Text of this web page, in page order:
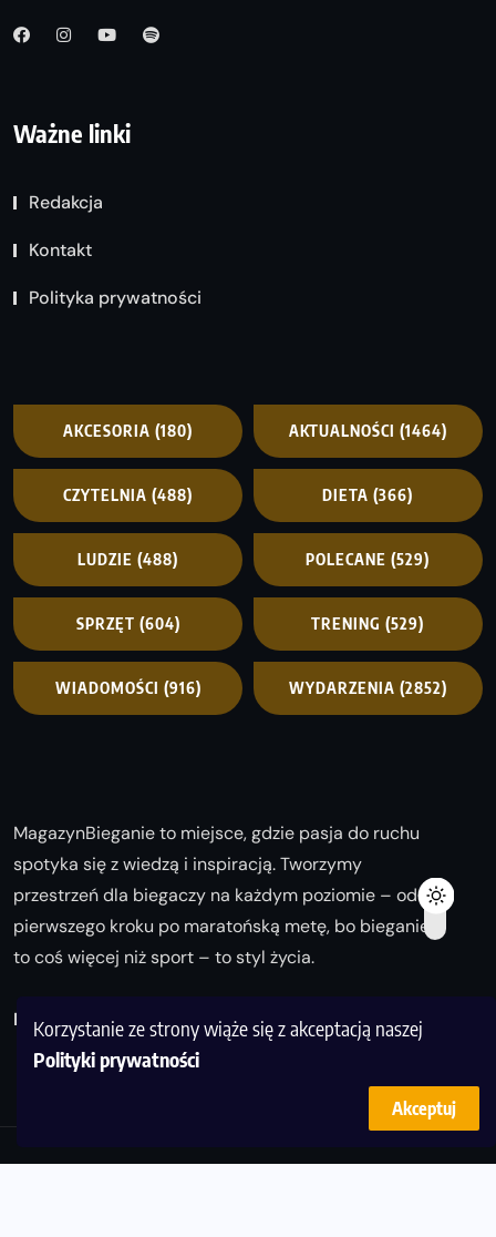
Korzystanie ze strony wiąże się z akceptacją naszej
Polityki prywatności
Akceptuj
Ważne linki
Redakcja
Kontakt
Polityka prywatności
AKCESORIA (180) AKTUALNOŚCI (1464)
CZYTELNIA (488) DIETA (366)
LUDZIE (488) POLECANE (529)
SPRZĘT (604) TRENING (529)
WIADOMOŚCI (916) WYDARZENIA (2852)
MagazynBieganie to miejsce, gdzie pasja do ruchu
spotyka się z wiedzą i inspiracją. Tworzymy
przestrzeń dla biegaczy na każdym poziomie – od
pierwszego kroku po maratońską metę, bo bieganie
to coś więcej niż sport – to styl życia.
Biegaj z nami i odkrywaj swoją najlepszą wersję!